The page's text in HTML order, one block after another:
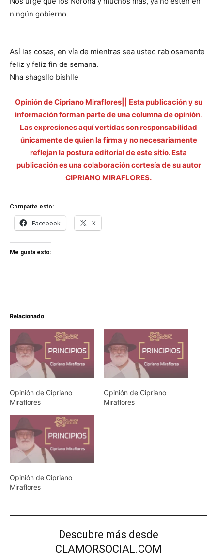
ningún gobierno.
Así las cosas, en vía de mientras sea usted rabiosamente
feliz y feliz fin de semana.
Nha shagsllo bishlle
Opinión de Cipriano Miraflores|| Esta publicación y su
información forman parte de una columna de opinión.
Las expresiones aquí vertidas son responsabilidad
únicamente de quien la firma y no necesariamente
reflejan la postura editorial de este sitio. Esta
publicación es una colaboración cortesía de su autor
CIPRIANO MIRAFLORES.
Comparte esto:
Facebook X
Me gusta esto:
Relacionado
Opinión de Cipriano
Miraflores
Opinión de Cipriano
Miraflores
Opinión de Cipriano
Miraflores
Descubre más desde
CLAMORSOCIAL.COM